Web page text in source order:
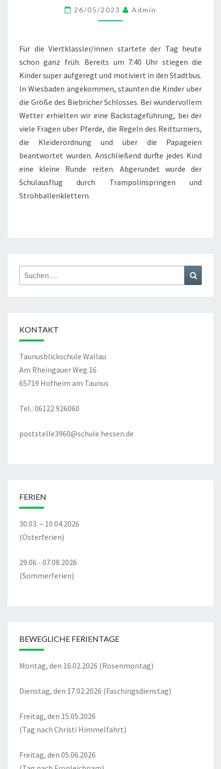
26/05/2023 Admin
Für die Viertklässler/innen startete der Tag heute
schon ganz früh. Bereits um 7:40 Uhr stiegen die
Kinder super aufgeregt und motiviert in den Stadtbus.
In Wiesbaden angekommen, staunten die Kinder über
die Größe des Biebricher Schlosses. Bei wundervollem
Wetter erhielten wir eine Backstageführung, bei der
viele Fragen über Pferde, die Regeln des Reitturniers,
die Kleiderordnung und über die Papageien
beantwortet wurden. Anschließend durfte jedes Kind
eine kleine Runde reiten. Abgerundet wurde der
Schulausflug durch Trampolinspringen und
Strohballenklettern.
Suchen
nach:
KONTAKT
Taunusblickschule Wallau
Am Rheingauer Weg 16
65719 Hofheim am Taunus
Tel.: 06122 926060
poststelle3960@schule.hessen.de
FERIEN
30.03. – 10.04.2026
(Osterferien)
29.06.- 07.08.2026
(Sommerferien)
BEWEGLICHE FERIENTAGE
Montag, den 16.02.2026 (Rosenmontag)
Dienstag, den 17.02.2026 (Faschingsdienstag)
Freitag, den 15.05.2026
(Tag nach Christi Himmelfahrt)
Freitag, den 05.06.2026